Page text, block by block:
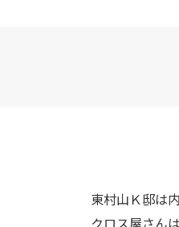
東村山Ｋ邸は
クロス屋さん